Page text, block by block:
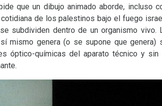
que un dibujo animado aborde, incluso
de los palestinos bajo el fuego
subdividen dentro de un organismo vivo.
mismo genera (o se supone que genera)
óptico-químicas del aparato técnico y sin